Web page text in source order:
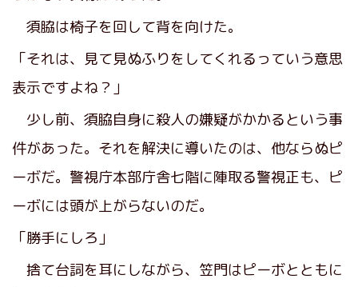
須脇は椅子を回して背を向けた。
「それは、見て見ぬふりをしてくれるっていう意思
表示ですよね？」
少し前、須脇自身に殺人の嫌疑がかかるという事
件があった。それを解決に導いたのは、他ならぬピ
ーボだ。警視庁本部庁舎七階に陣取る警視正も、ピ
ーボには頭が上がらないのだ。
「勝手にしろ」
捨て台詞を耳にしながら、笠門はピーボとともに